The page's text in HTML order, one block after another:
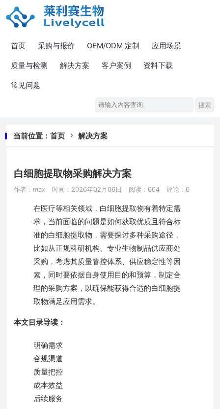
首页 采购与报价 OEM/ODM 定制 应用场景
质量与检测 解决方案 客户案例 资料下载
常见问题
当前位置： 首页 解决方案
白细胞提取物采购解决方案
作者：max 时间：2026年02月06日 阅读：664 评论：0
在医疗等相关领域，白细胞提取物有着特定需
求，当前面临的问题是如何获取优质且符合标
准的白细胞提取物，需要探讨多种采购途径，
比如从正规科研机构、专业生物制品供应商处
采购，考虑其质量管控体系、供应稳定性等因
素，同时要依据自身使用目的和预算，制定合
理的采购方案，以确保能获得合适的白细胞提
取物满足应用需求。
本文目录导读：
明确需求
合规渠道
质量把控
成本效益
后续服务